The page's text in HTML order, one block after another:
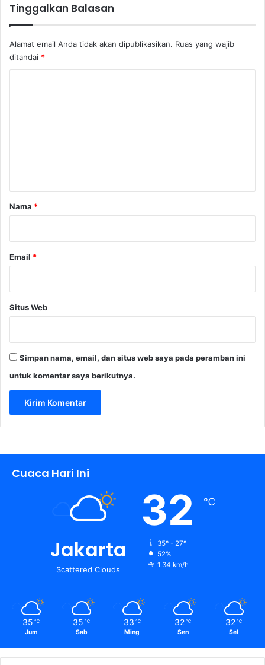
a
l
k
i
b
I
s
K
p
Tinggalkan Balasan
Alamat email Anda tidak akan dipublikasikan. Ruas yang wajib
ditandai *
r
Nama *
Email *
Situs Web
Simpan nama, email, dan situs web saya pada peramban ini
untuk komentar saya berikutnya.
Cuaca Hari Ini
Jakarta
Scattered Clouds
32 ℃
35º - 27º
52%
1.34 km/h
35 ℃
Jum
35 ℃
Sab
33 ℃
Ming
32 ℃
Sen
32 ℃
Sel